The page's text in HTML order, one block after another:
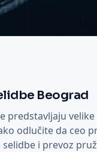
Beograd
predstavljaju
odlučite da ceo
i prevoz